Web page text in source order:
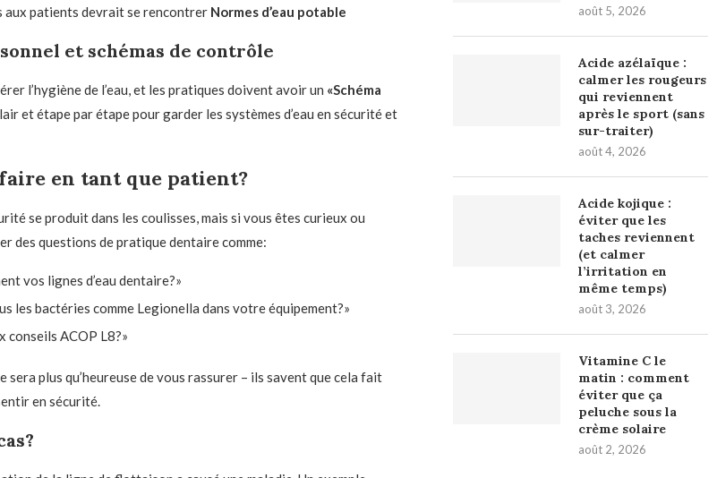
aux patients devrait se rencontrer Normes d’eau potable
et schémas de contrôle
l’hygiène de l’eau, et les pratiques doivent avoir un «Schéma
et étape par étape pour garder les systèmes d’eau en sécurité et
en tant que patient?
se produit dans les coulisses, mais si vous êtes curieux ou
des questions de pratique dentaire comme:
vos lignes d’eau dentaire?»
les bactéries comme Legionella dans votre équipement?»
conseils ACOP L8?»
sera plus qu’heureuse de vous rassurer – ils savent que cela fait
en sécurité.
août 5, 2026
Acide azélaïque :
calmer les rougeurs
qui reviennent
après le sport (sans
sur-traiter)
août 4, 2026
Acide kojique :
éviter que les
taches reviennent
(et calmer
l’irritation en
même temps)
août 3, 2026
Vitamine C le
matin : comment
éviter que ça
peluche sous la
crème solaire
août 2, 2026